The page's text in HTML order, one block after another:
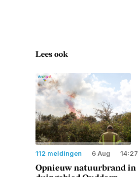
Lees ook
112 meldingen 6 Aug 14:27
Opnieuw natuurbrand in